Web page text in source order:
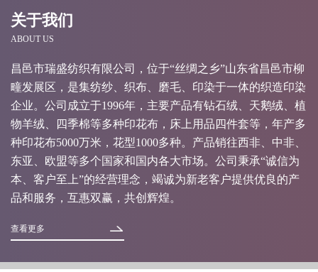
关于我们
ABOUT US
昌邑市瑞盛纺织有限公司，位于“丝绸之乡”山东省昌邑市柳
疃发展区，是集纺纱、织布、磨毛、印染于一体的织造印染
企业。公司成立于1996年，主要产品有钻石绒、天鹅绒、植
物羊绒、四季棉等多种印花布，床上用品四件套等，年产多
种印花布5000万米，花型1000多种。产品销往西非、中非、
东亚、欧盟等多个国家和国内各大市场。公司秉承“诚信为
本、客户至上”的经营理念，竭诚为新老客户提供优良的产
品和服务，互惠双赢，共创辉煌。
查看更多